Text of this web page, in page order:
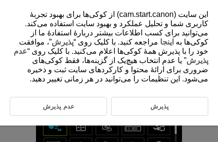
5-2 Starting and Stopping Whole Area
Tracking
Use [Start/stop whole area AF tracking] to shoot without using
tracking temporarily or shoot using tracking temporarily
این سایت (cam.start.canon) از کوکی‌ها برای بهبود تجربۀ
کاربری شما و تحلیل عملکرد و بهبود سایت استفاده می‌کند.
می‌توانید برای کسب اطلاعات بیشتر دربارۀ استفادۀ ما از
کوکی‌ها به اینجا مراجعه کنید. با کلیک روی “پذیرش”، موافقت
خود را با پذیرش همۀ کوکی‌ها اعلام می‌کنید. با کلیک روی “عدم
پذیرش” یا عدم انتخاب هیچ‌یک از گزینه‌ها، فقط کوکی‌های
ضروری برای ارائۀ محتوا و کارکردهای سایت ثبت و ذخیره
می‌شود. این تنظیمات را می‌توانید در هر زمانی تغییر دهید.
پذیرش عدم پذیرش